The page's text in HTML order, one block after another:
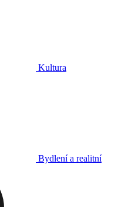
Kultura
Bydlení a realitní